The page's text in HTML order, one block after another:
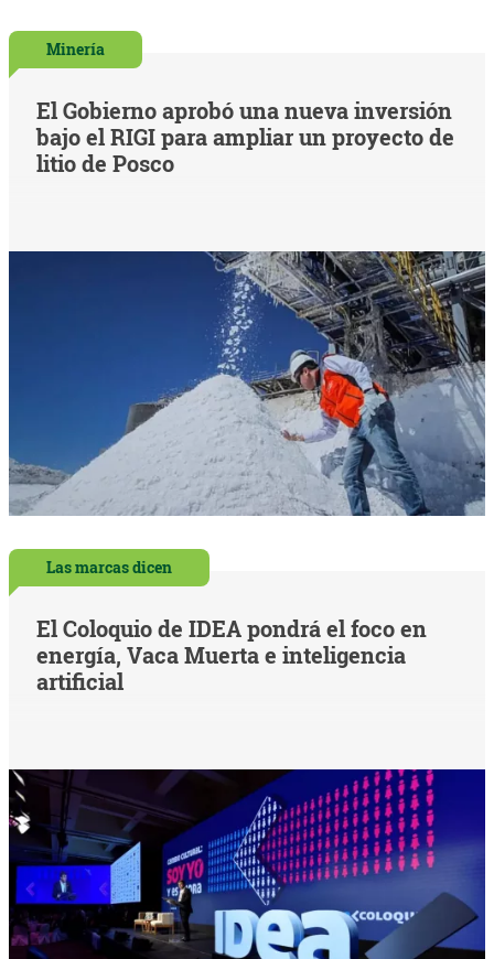
Minería
El Gobierno aprobó una nueva inversión
bajo el RIGI para ampliar un proyecto de
litio de Posco
Las marcas dicen
El Coloquio de IDEA pondrá el foco en
energía, Vaca Muerta e inteligencia
artificial